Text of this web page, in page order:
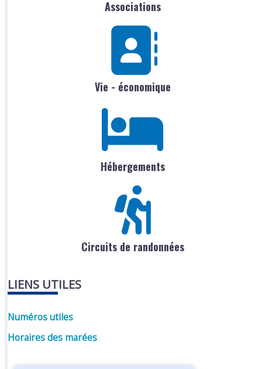
Associations
Vie - économique
Hébergements
Circuits de randonnées
LIENS UTILES
Numéros utiles
Horaires des marées